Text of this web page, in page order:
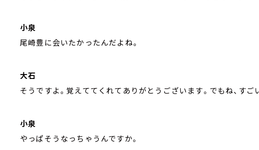
小泉
尾崎豊に会いたかったんだよね。
大石
そうですよ。覚えててくれてありがとうございます。でもね、すご
小泉
やっぱそうなっちゃうんですか。